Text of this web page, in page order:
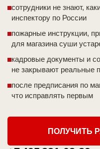
сотрудники не знают,
инспектору по России
пожарные инструкции,
для магазина суши
кадровые документы и
не закрывают реальные
после предписания по
что исправлять первым
ПОЛУЧИТЬ